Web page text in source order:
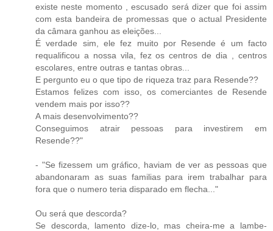
existe neste momento , escusado será dizer que foi assim
com esta bandeira de promessas que o actual Presidente
da câmara ganhou as eleições...
É verdade sim, ele fez muito por Resende é um facto
requalificou a nossa vila, fez os centros de dia , centros
escolares, entre outras e tantas obras...
E pergunto eu o que tipo de riqueza traz para Resende??
Estamos felizes com isso, os comerciantes de Resende
vendem mais por isso??
A mais desenvolvimento??
Conseguimos atrair pessoas para investirem em
Resende??"
- "Se fizessem um gráfico, haviam de ver as pessoas que
abandonaram as suas familias para irem trabalhar para
fora que o numero teria disparado em flecha..."
Ou será que descorda?
Se descorda, lamento dize-lo, mas cheira-me a lambe-